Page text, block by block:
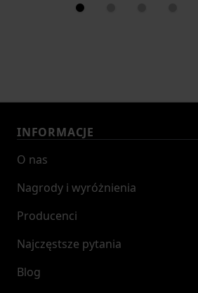
INFORMACJE
O nas
Nagrody i wyróżnienia
Producenci
Najczęstsze pytania
Blog